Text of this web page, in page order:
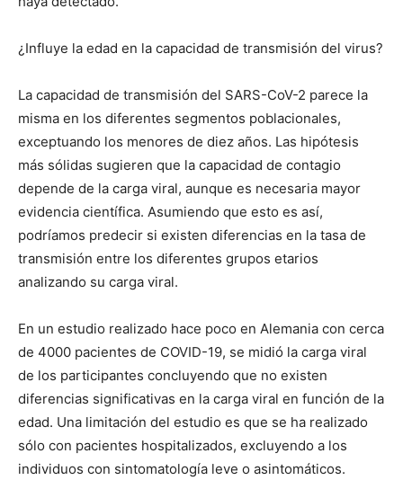
¿Influye la edad en la capacidad de transmisión del virus?
La capacidad de transmisión del SARS-CoV-2 parece la
misma en los diferentes segmentos poblacionales,
exceptuando los menores de diez años. Las hipótesis
más sólidas sugieren que la capacidad de contagio
depende de la carga viral, aunque es necesaria mayor
evidencia científica. Asumiendo que esto es así,
podríamos predecir si existen diferencias en la tasa de
transmisión entre los diferentes grupos etarios
analizando su carga viral.
En un estudio realizado hace poco en Alemania con cerca
de 4000 pacientes de COVID-19, se midió la carga viral
de los participantes concluyendo que no existen
diferencias significativas en la carga viral en función de la
edad. Una limitación del estudio es que se ha realizado
sólo con pacientes hospitalizados, excluyendo a los
individuos con sintomatología leve o asintomáticos.